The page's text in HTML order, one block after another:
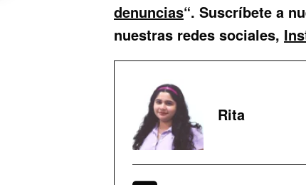
denuncias“. Suscríbete a
nuestras redes sociales,
Rita